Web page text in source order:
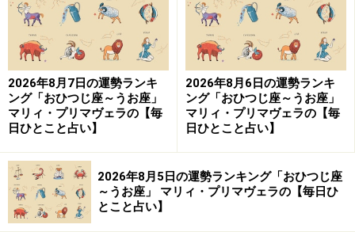
2026年8月7日の運勢ランキ
ング「おひつじ座～うお座」
マリィ・プリマヴェラの【毎
日ひとこと占い】
2026年8月6日の運勢ランキ
ング「おひつじ座～うお座」
マリィ・プリマヴェラの【毎
日ひとこと占い】
2026年8月5日の運勢ランキング「おひつじ座
～うお座」 マリィ・プリマヴェラの【毎日ひ
とこと占い】